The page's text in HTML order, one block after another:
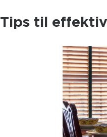
Tips til